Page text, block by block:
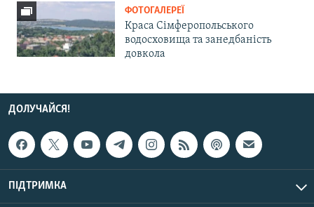
ФОТОГАЛЕРЕЇ
Краса Сімферопольського
водосховища та занедбаність
довкола
ДОЛУЧАЙСЯ!
ПІДТРИМКА